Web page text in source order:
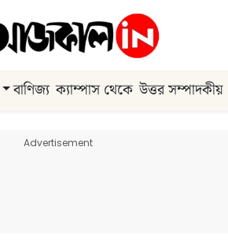
বাণিজ্য ক্যাম্পাস থেকে উত্তর সম্পাদকীয়
Advertisement